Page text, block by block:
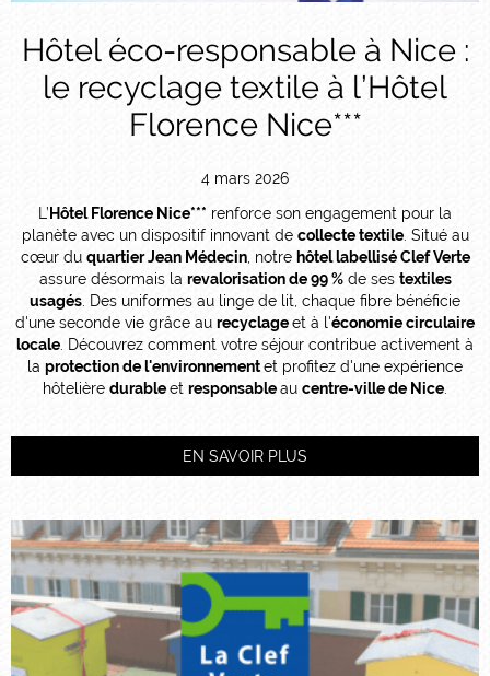
Hôtel éco-responsable à Nice :
le recyclage textile à l’Hôtel
Florence Nice***
4 mars 2026
L’ Hôtel Florence Nice*** renforce son engagement pour la
planète avec un dispositif innovant de collecte textile. Situé au
cœur du quartier Jean Médecin, notre hôtel labellisé Clef Verte
assure désormais la revalorisation de 99 %de ses textiles
usagés. Des uniformes au linge de lit, chaque fibre bénéficie
d'une seconde vie grâce au recyclageet à l'économie circulaire
locale. Découvrez comment votre séjour contribue activement à
la protection de l'environnementet profitez d'une expérience
hôtelière durableet responsableau centre-ville de Nice.
EN SAVOIR PLUS